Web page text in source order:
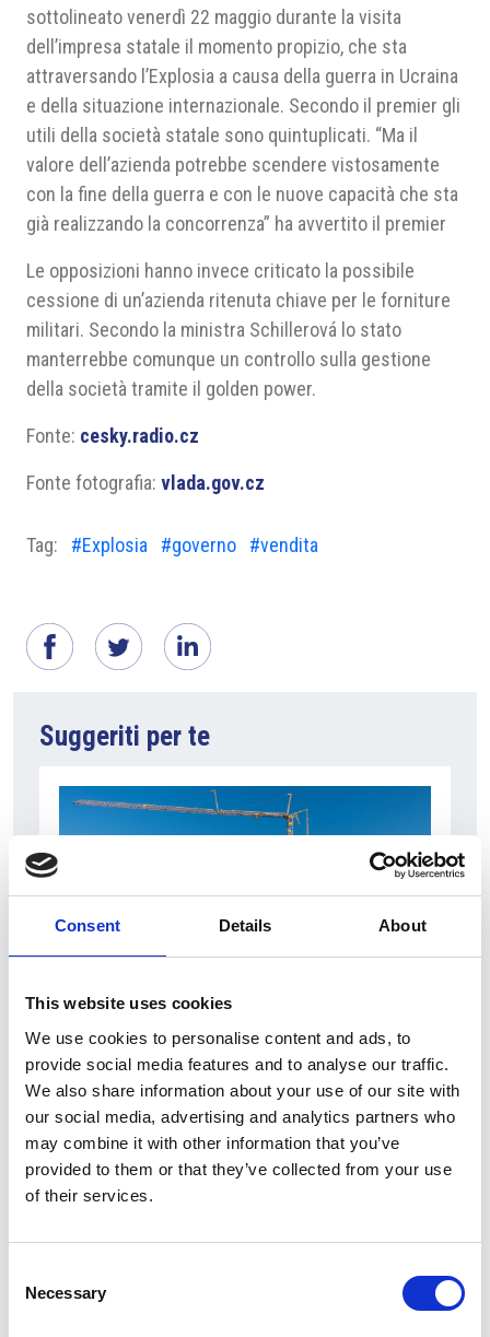
Consent Details About
This website uses cookies
We use cookies to personalise content and ads, to
provide social media features and to analyse our traffic.
We also share information about your use of our site with
our social media, advertising and analytics partners who
may combine it with other information that you’ve
provided to them or that they’ve collected from your use
of their services.
Selection
Necessary
sottolineato venerdì 22 maggio durante la visita
dell’impresa statale il momento propizio, che sta
attraversando l’Explosia a causa della guerra in Ucraina
e della situazione internazionale. Secondo il premier gli
utili della società statale sono quintuplicati. “Ma il
valore dell’azienda potrebbe scendere vistosamente
con la fine della guerra e con le nuove capacità che sta
già realizzando la concorrenza” ha avvertito il premier
Le opposizioni hanno invece criticato la possibile
cessione di un’azienda ritenuta chiave per le forniture
militari. Secondo la ministra Schillerová lo stato
manterrebbe comunque un controllo sulla gestione
della società tramite il golden power.
Fonte: cesky.radio.cz
Fonte fotografia: vlada.gov.cz
Tag: #Explosia #governo #vendita
Suggeriti per te
Nel primo semestre è aumentata fortemente la
costruzione di nuove abitazioni
Repubblica Ceca